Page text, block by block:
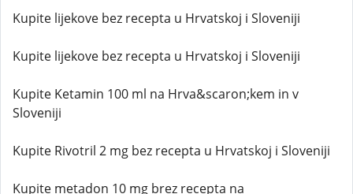
Kupite lijekove bez recepta u Hrvatskoj i Sloveniji
Kupite lijekove bez recepta u Hrvatskoj i Sloveniji
Kupite Ketamin 100 ml na Hrva&scaron;kem in v
Sloveniji
Kupite Rivotril 2 mg bez recepta u Hrvatskoj i Sloveniji
Kupite metadon 10 mg brez recepta na